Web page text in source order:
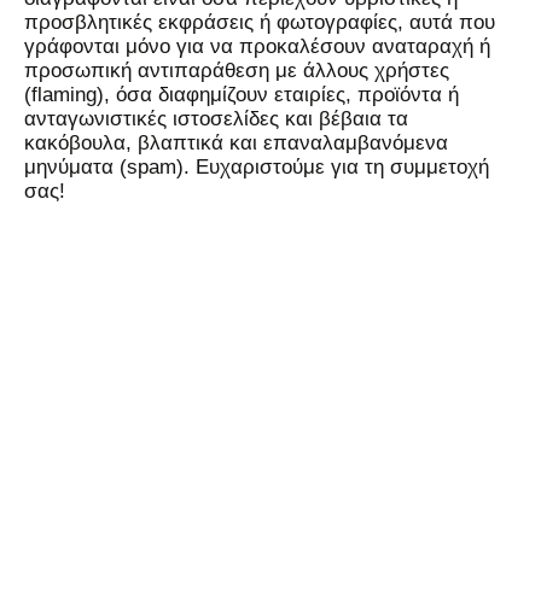
προσβλητικές εκφράσεις ή φωτογραφίες, αυτά που
γράφονται μόνο για να προκαλέσουν αναταραχή ή
προσωπική αντιπαράθεση με άλλους χρήστες
(flaming), όσα διαφημίζουν εταιρίες, προϊόντα ή
ανταγωνιστικές ιστοσελίδες και βέβαια τα
κακόβουλα, βλαπτικά και επαναλαμβανόμενα
μηνύματα (spam). Ευχαριστούμε για τη συμμετοχή
σας!